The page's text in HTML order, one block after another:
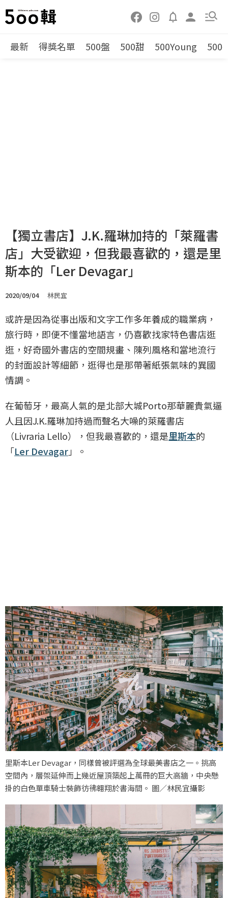
最新 得獎名單 500盤 500甜 500Young 500
【獨立書店】J.K.羅琳加持的「萊羅書
店」大受歡迎，但我最喜歡的，還是里
斯本的「Ler Devagar」
2020/09/04 林民宜
或許是因為從事出版和文字工作多年養成的職業病，
旅行時，即便不懂當地語言，仍喜歡找家特色書店逛
逛，好奇國外書店的空間規畫、陳列風格和當地流行
的封面設計等細節，逛得也是那帶著紙張氣味的異國
情調。
在葡萄牙，最高人氣的是北部大城Porto那華麗貴氣逼
人且因J.K.羅琳加持過而聲名大噪的萊羅書店
（Livraria Lello），但我最喜歡的，還是里斯本的
「Ler Devagar」。
里斯本Ler Devagar，同樣曾被評選為全球最美書店之一。挑高
空間內，層架延伸而上幾近屋頂築起上萬冊的巨大高牆，中央懸
掛的白色單車騎士裝飾彷彿翱翔於書海間。 圖／林民宜攝影